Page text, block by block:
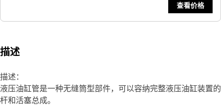
查看价格
描述
描述：
液压油缸管是一种无缝筒型部件，可以容纳完整液压油缸装置的
杆和活塞总成。